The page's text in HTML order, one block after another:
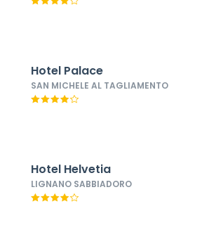
Hotel Palace
SAN MICHELE AL TAGLIAMENTO
Hotel Helvetia
LIGNANO SABBIADORO